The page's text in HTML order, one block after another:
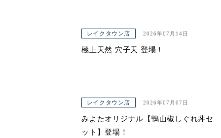
レイクタウン店 2026年07月14日
極上天然 穴子天 登場！
レイクタウン店 2026年07月07日
みよたオリジナル【鴨山椒しぐれ丼セ
ット】登場！